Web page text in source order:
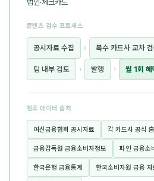
법인·체크카드
콘텐츠 검수 프로세스
공시자료 수집 › 복수 카드사 교차
팀 내부 검토 › 발행 › 월 1회 혜
참조 데이터 출처
여신금융협회 공시자료 각 카드사 공식
금융감독원 금융소비자정보 파인 금융소
한국은행 금융통계 한국소비자원 금융 자